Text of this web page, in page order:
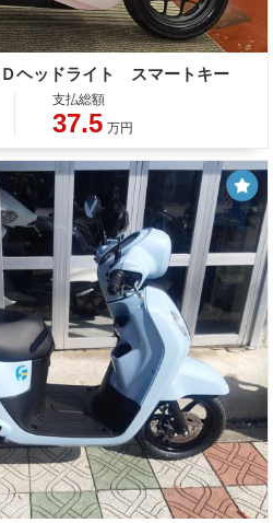
ヘッドライト スマートキー
支払総額
37.5 万円